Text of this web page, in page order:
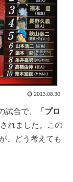
2013.08.30
試合で、
「プロ
れました。この
、どう考えても